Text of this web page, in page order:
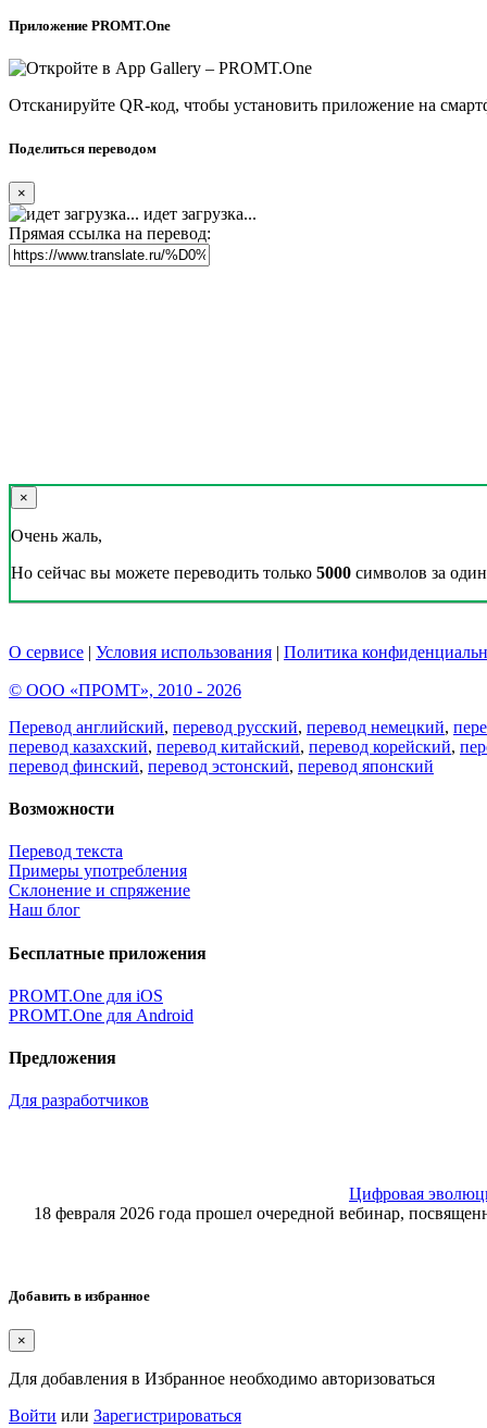
Приложение PROMT.One
Отсканируйте QR-код, чтобы установить приложение на
Поделиться переводом
×
идет загрузка...
Прямая ссылка на перевод:
×
Очень жаль,
Но сейчас вы можете переводить только 5000 символов за
О сервисе | Условия использования | Политика
© ООО «ПРОМТ», 2010 - 2026
Перевод английский, перевод русский, перевод немецкий,
перевод казахский, перевод китайский, перевод корейский,
перевод финский, перевод эстонский, перевод японский
Возможности
Перевод текста
Примеры употребления
Склонение и спряжение
Наш блог
Бесплатные приложения
PROMT.One для iOS
PROMT.One для Android
Предложения
Для разработчиков
Цифровая
18 февраля 2026 года прошел очередной вебинар,
Добавить в избранное
×
Для добавления в Избранное необходимо авторизоваться
Войти или Зарегистрироваться